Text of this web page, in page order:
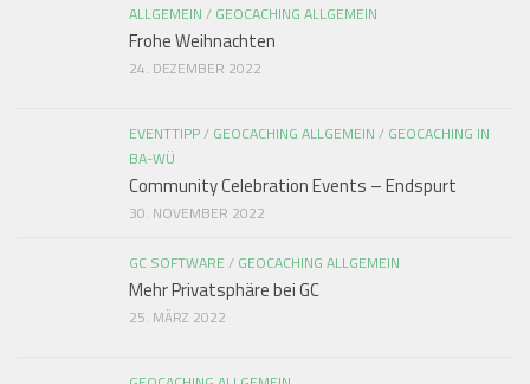
ALLGEMEIN / GEOCACHING ALLGEMEIN
Frohe Weihnachten
24. DEZEMBER 2022
EVENTTIPP/ GEOCACHING ALLGEMEIN / GEOCACHING IN
BA-WÜ
Community Celebration Events – Endspurt
30. NOVEMBER 2022
GC SOFTWARE / GEOCACHING ALLGEMEIN
Mehr Privatsphäre bei GC
25. MÄRZ 2022